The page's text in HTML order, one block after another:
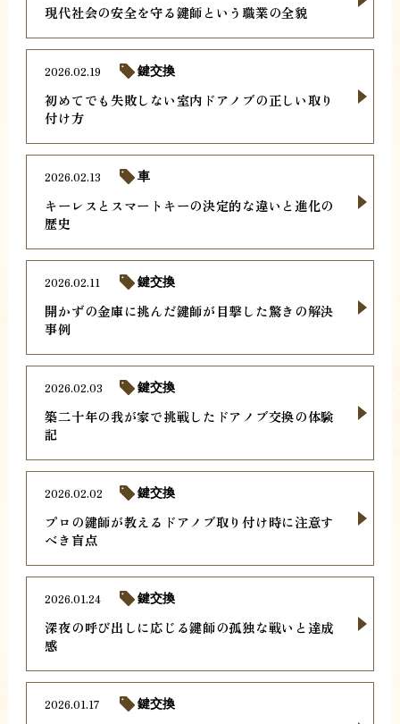
現代社会の安全を守る鍵師という職業の全貌
初めてでも失敗しない室内ドアノブの正しい取り
付け方
2026.02.19 鍵交換
キーレスとスマートキーの決定的な違いと進化の
歴史
2026.02.13 車
開かずの金庫に挑んだ鍵師が目撃した驚きの解決
事例
2026.02.11 鍵交換
築二十年の我が家で挑戦したドアノブ交換の体験
記
2026.02.03 鍵交換
プロの鍵師が教えるドアノブ取り付け時に注意す
べき盲点
2026.02.02 鍵交換
深夜の呼び出しに応じる鍵師の孤独な戦いと達成
感
2026.01.24 鍵交換
2026.01.17 鍵交換